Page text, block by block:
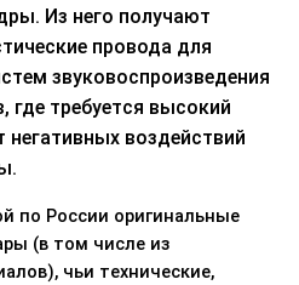
Из него получают
провода для
звуковоспроизведения
где требуется высокий
воздействий
по России оригинальные
(в том числе из
чьи технические,